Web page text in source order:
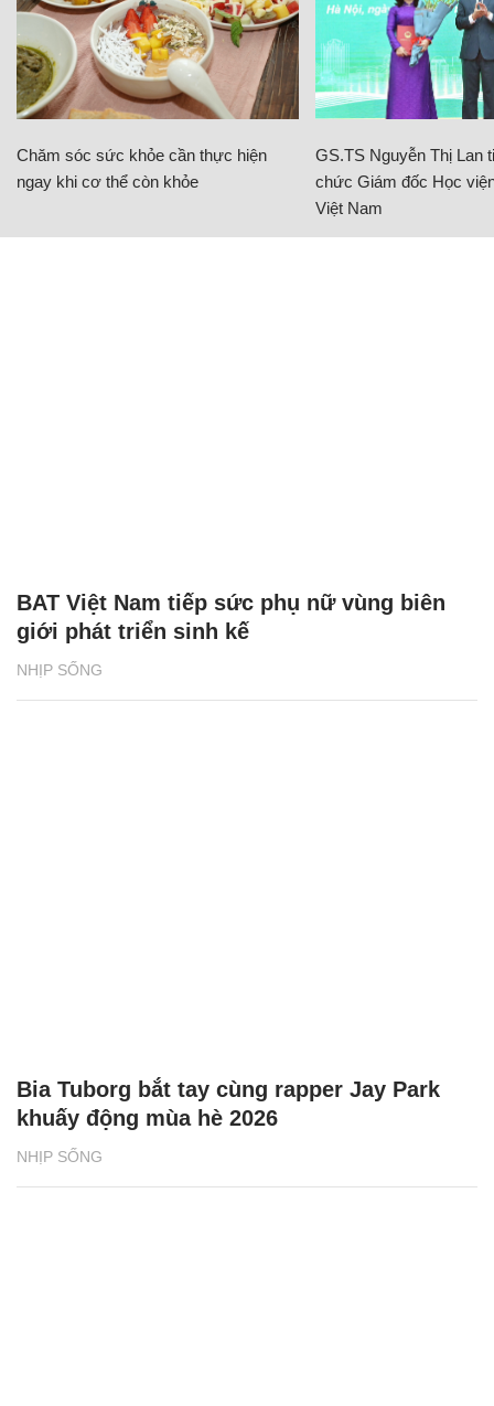
Chăm sóc sức khỏe cần thực hiện
ngay khi cơ thể còn khỏe
GS.TS Nguyễn Thị Lan
chức Giám đốc Học
Việt Nam
NHỊP SỐNG
BAT Việt Nam tiếp sức phụ nữ vùng biên
giới phát triển sinh kế
NHỊP SỐNG
Bia Tuborg bắt tay cùng rapper Jay Park
khuấy động mùa hè 2026